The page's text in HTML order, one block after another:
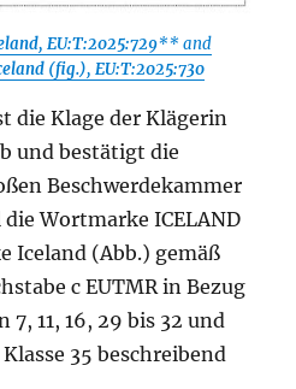
EU:T:2025:729** and
(fig.), EU:T:2025:730
die Klage der Klägerin
und bestätigt die
Beschwerdekammer
Wortmarke ICELAND
Iceland (Abb.) gemäß
c EUTMR in Bezug
7, 11, 16, 29 bis 32 und
35 beschreibend